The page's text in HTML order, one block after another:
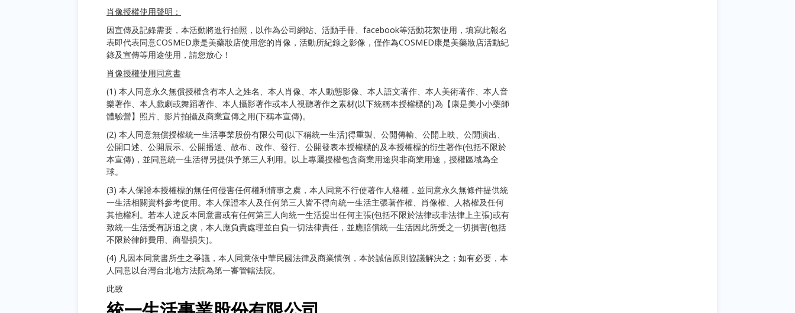
肖像授權使用聲明：
因宣傳及記錄需要，本活動將進行拍照，以作為公司網站、活動手冊、facebook等活動花絮使用，填寫此報名
表即代表同意COSMED康是美藥妝店使用您的肖像，活動所紀錄之影像，僅作為COSMED康是美藥妝店活動紀
錄及宣傳等用途使用，請您放心！
肖像授權使用同意書
(1) 本人同意永久無償授權含有本人之姓名、本人肖像、本人動態影像、本人語文著作、本人美術著作、本人音
樂著作、本人戲劇或舞蹈著作、本人攝影著作或本人視聽著作之素材(以下統稱本授權標的)為【康是美小小藥師
體驗營】照片、影片拍攝及商業宣傳之用(下稱本宣傳)。
(2) 本人同意無償授權統一生活事業股份有限公司(以下稱統一生活)得重製、公開傳輸、公開上映、公開演出、
公開口述、公開展示、公開播送、散布、改作、發行、公開發表本授權標的及本授權標的衍生著作(包括不限於
本宣傳)，並同意統一生活得另提供予第三人利用。以上專屬授權包含商業用途與非商業用途，授權區域為全
球。
(3) 本人保證本授權標的無任何侵害任何權利情事之虞，本人同意不行使著作人格權，並同意永久無條件提供統
一生活相關資料參考使用。本人保證本人及任何第三人皆不得向統一生活主張著作權、肖像權、人格權及任何
其他權利。若本人違反本同意書或有任何第三人向統一生活提出任何主張(包括不限於法律或非法律上主張)或有
致統一生活受有訴追之虞，本人應負責處理並自負一切法律責任，並應賠償統一生活因此所受之一切損害(包括
不限於律師費用、商譽損失)。
(4) 凡因本同意書所生之爭議，本人同意依中華民國法律及商業慣例，本於誠信原則協議解決之；如有必要，本
人同意以台灣台北地方法院為第一審管轄法院。
此致